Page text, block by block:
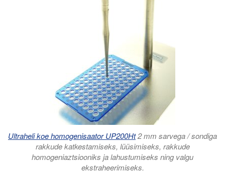
Ultraheli koe homogenisaator UP200Ht2 mm sarvega / sondiga
rakkude katkestamiseks, lüüsimiseks, rakkude
homogeniaztsiooniks ja lahustumiseks ning valgu
ekstraheerimiseks.